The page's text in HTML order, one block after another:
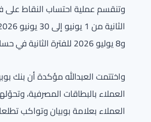
و8 يوليو 2026 للفترة الثانية في حسابات بوبيان على وسائل التواصل الاجتماعي والموقع الإلكتروني.
واختتمت العبدالله مؤكدة أن بنك
العملاء بالبطاقات المصرفية،
العملاء بعلامة بوبيان وتواكب